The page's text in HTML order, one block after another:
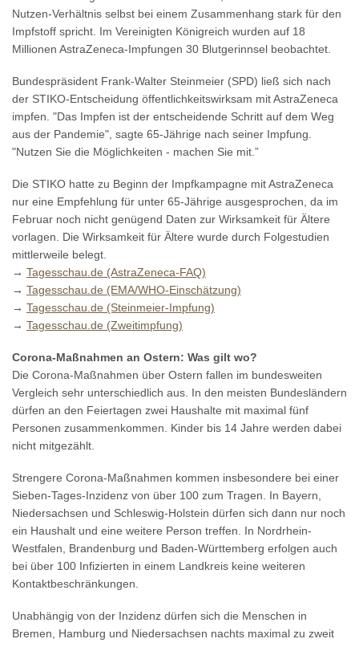
Nutzen-Verhältnis selbst bei einem Zusammenhang stark für den
Impfstoff spricht. Im Vereinigten Königreich wurden auf 18
Millionen AstraZeneca-Impfungen 30 Blutgerinnsel beobachtet.
Bundespräsident Frank-Walter Steinmeier (SPD) ließ sich nach
der STIKO-Entscheidung öffentlichkeitswirksam mit AstraZeneca
impfen. "Das Impfen ist der entscheidende Schritt auf dem Weg
aus der Pandemie", sagte 65-Jährige nach seiner Impfung.
"Nutzen Sie die Möglichkeiten - machen Sie mit.”
Die STIKO hatte zu Beginn der Impfkampagne mit AstraZeneca
nur eine Empfehlung für unter 65-Jährige ausgesprochen, da im
Februar noch nicht genügend Daten zur Wirksamkeit für Ältere
vorlagen. Die Wirksamkeit für Ältere wurde durch Folgestudien
mittlerweile belegt.
→ Tagesschau.de (AstraZeneca-FAQ)
→ Tagesschau.de (EMA/WHO-Einschätzung)
→ Tagesschau.de (Steinmeier-Impfung)
→ Tagesschau.de (Zweitimpfung)
Corona-Maßnahmen an Ostern: Was gilt wo?
Die Corona-Maßnahmen über Ostern fallen im bundesweiten
Vergleich sehr unterschiedlich aus. In den meisten Bundesländern
dürfen an den Feiertagen zwei Haushalte mit maximal fünf
Personen zusammenkommen. Kinder bis 14 Jahre werden dabei
nicht mitgezählt.
Strengere Corona-Maßnahmen kommen insbesondere bei einer
Sieben-Tages-Inzidenz von über 100 zum Tragen. In Bayern,
Niedersachsen und Schleswig-Holstein dürfen sich dann nur noch
ein Haushalt und eine weitere Person treffen. In Nordrhein-
Westfalen, Brandenburg und Baden-Württemberg erfolgen auch
bei über 100 Infizierten in einem Landkreis keine weiteren
Kontaktbeschränkungen.
Unabhängig von der Inzidenz dürfen sich die Menschen in
Bremen, Hamburg und Niedersachsen nachts maximal zu zweit